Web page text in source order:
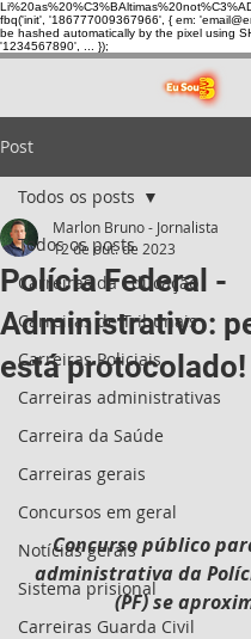
fbq('init', '186777009367966', { em:
be hashed automatically by the pixel using
'1234567890', ... });
Post
Todos os posts
Carreiras da Educação
Carreiras de Tribunais
Carreiras Policiais
Carreiras administrativas
Carreira da Saúde
Carreiras gerais
Concursos em geral
Notícias gerais
Sistema prisional
Carreiras Guarda Civil
Todos os posts
Polícia Federal -
Administrativo:
está
Marlon Bruno - Jornalista
12 de out. de 2023
Concurso público
administrativa da
(PF) se